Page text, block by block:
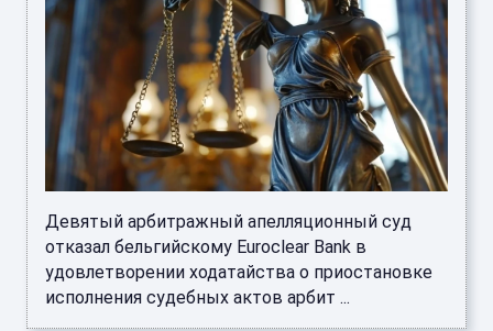
Девятый арбитражный апелляционный суд
отказал бельгийскому Euroclear Bank в
удовлетворении ходатайства о приостановке
исполнения судебных актов арбит ...